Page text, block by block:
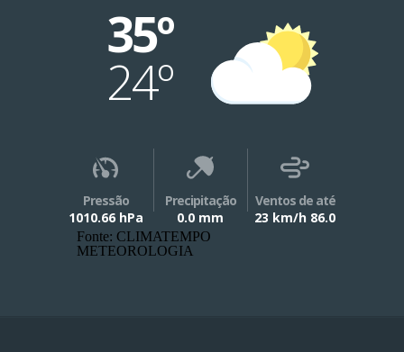
35º
24º
Pressão
1010.66 hPa
Precipitação
0.0 mm
Ventos de até
23 km/h 86.0
Fonte: CLIMATEMPO
METEOROLOGIA